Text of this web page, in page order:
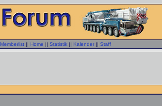
Memberlist || Home || Statistik || Kalender || Staff